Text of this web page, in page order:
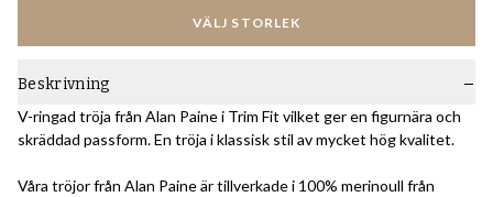
VÄLJ STORLEK
Beskrivning
V-ringad tröja från Alan Paine i Trim Fit vilket ger en figurnära och
skräddad passform. En tröja i klassisk stil av mycket hög kvalitet.
Våra tröjor från Alan Paine är tillverkade i 100% merinoull från